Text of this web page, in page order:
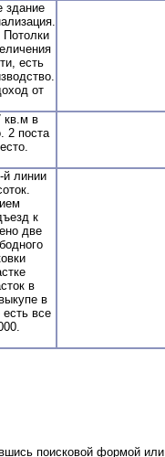
здание
Потолки
есть
от
в
2 поста
линии
к
две
в
в
все
поисковой формой или